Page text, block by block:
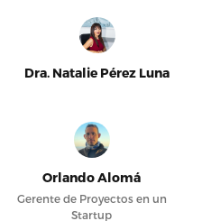
Dra. Natalie Pérez Luna
Orlando Alomá
Gerente de Proyectos en un
Startup